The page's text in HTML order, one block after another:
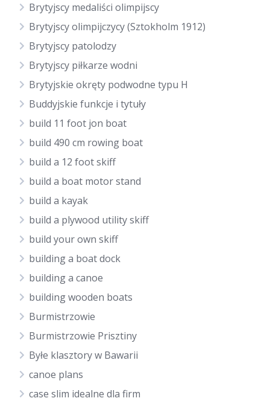
Brytyjscy medaliści olimpijscy
Brytyjscy olimpijczycy (Sztokholm 1912)
Brytyjscy patolodzy
Brytyjscy piłkarze wodni
Brytyjskie okręty podwodne typu H
Buddyjskie funkcje i tytuły
build 11 foot jon boat
build 490 cm rowing boat
build a 12 foot skiff
build a boat motor stand
build a kayak
build a plywood utility skiff
build your own skiff
building a boat dock
building a canoe
building wooden boats
Burmistrzowie
Burmistrzowie Prisztiny
Byłe klasztory w Bawarii
canoe plans
case slim idealne dla firm